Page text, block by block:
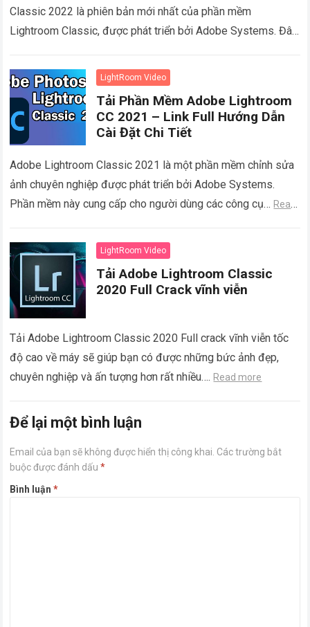
Classic 2022 là phiên bản mới nhất của phần mềm
Lightroom Classic, được phát triển bởi Adobe Systems. Đây
LightRoom Video
Tải Phần Mềm Adobe Lightroom
CC 2021 – Link Full Hướng Dẫn
Cài Đặt Chi Tiết
Adobe Lightroom Classic 2021 là một phần mềm chỉnh sửa
ảnh chuyên nghiệp được phát triển bởi Adobe Systems.
Phần mềm này cung cấp cho người dùng các công cụ… Read
LightRoom Video
Tải Adobe Lightroom Classic
2020 Full Crack vĩnh viễn
Tải Adobe Lightroom Classic 2020 Full crack vĩnh viễn tốc
độ cao về máy sẽ giúp bạn có được những bức ảnh đẹp,
chuyên nghiệp và ấn tượng hơn rất nhiều…. Read more
Để lại một bình luận
Email của bạn sẽ không được hiển thị công khai. Các trường bắt
buộc được đánh dấu*
Bình luận*